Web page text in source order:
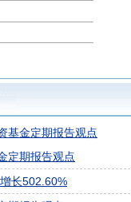
基金定期报告观点
定期报告观点
长502.60%